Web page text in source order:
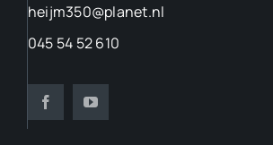
heijm350@planet.nl
045 54 52 610